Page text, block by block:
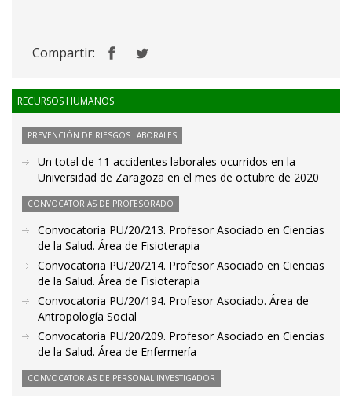
Compartir:
RECURSOS HUMANOS
PREVENCIÓN DE RIESGOS LABORALES
Un total de 11 accidentes laborales ocurridos en la
Universidad de Zaragoza en el mes de octubre de 2020
CONVOCATORIAS DE PROFESORADO
Convocatoria PU/20/213. Profesor Asociado en Ciencias
de la Salud. Área de Fisioterapia
Convocatoria PU/20/214. Profesor Asociado en Ciencias
de la Salud. Área de Fisioterapia
Convocatoria PU/20/194. Profesor Asociado. Área de
Antropología Social
Convocatoria PU/20/209. Profesor Asociado en Ciencias
de la Salud. Área de Enfermería
CONVOCATORIAS DE PERSONAL INVESTIGADOR